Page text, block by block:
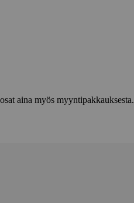
aina myös myyntipakkauksesta.